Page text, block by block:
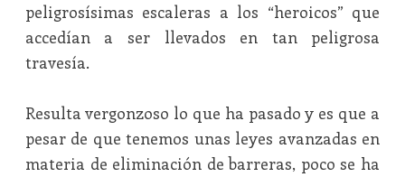
peligrosísimas escaleras a los “heroicos” que
accedían a ser llevados en tan peligrosa
travesía.
Resulta vergonzoso lo que ha pasado y es que a
pesar de que tenemos unas leyes avanzadas en
materia de eliminación de barreras, poco se ha